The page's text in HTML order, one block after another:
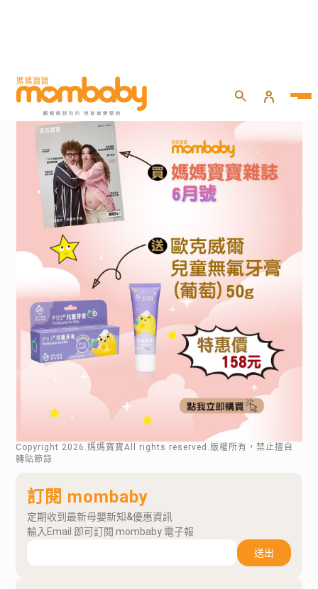
Copyright 2026 .媽媽寶寶All rights reserved.版權所有，禁止擅自
轉貼節錄
訂閱 mombaby
定期收到最新母嬰新知&優惠資訊
輸入Email 即可訂閱 mombaby 電子報
送出